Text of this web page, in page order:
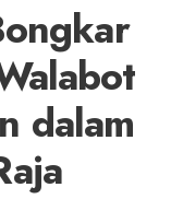
dalam